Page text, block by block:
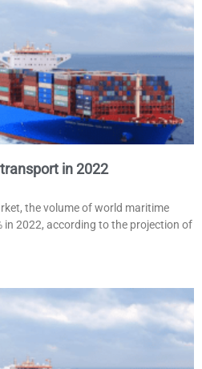
in 2022
the volume of world maritime
in 2022, according to the projection of